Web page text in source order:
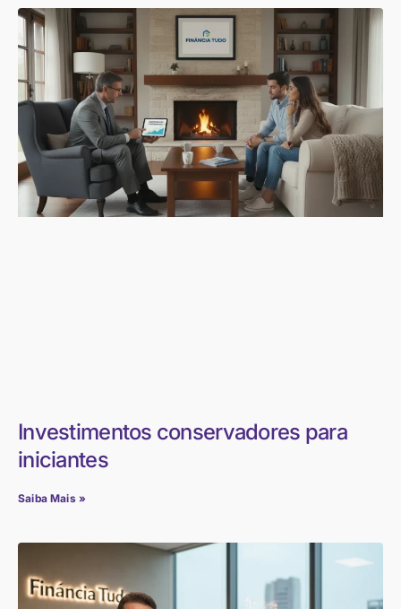
Investimentos conservadores para
iniciantes
Saiba Mais »